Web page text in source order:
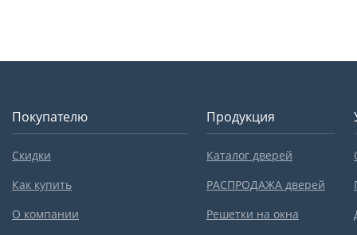
Покупателю
Скидки
Как купить
О компании
Продукция
Каталог дверей
РАСПРОДАЖА дверей
Решетки на окна